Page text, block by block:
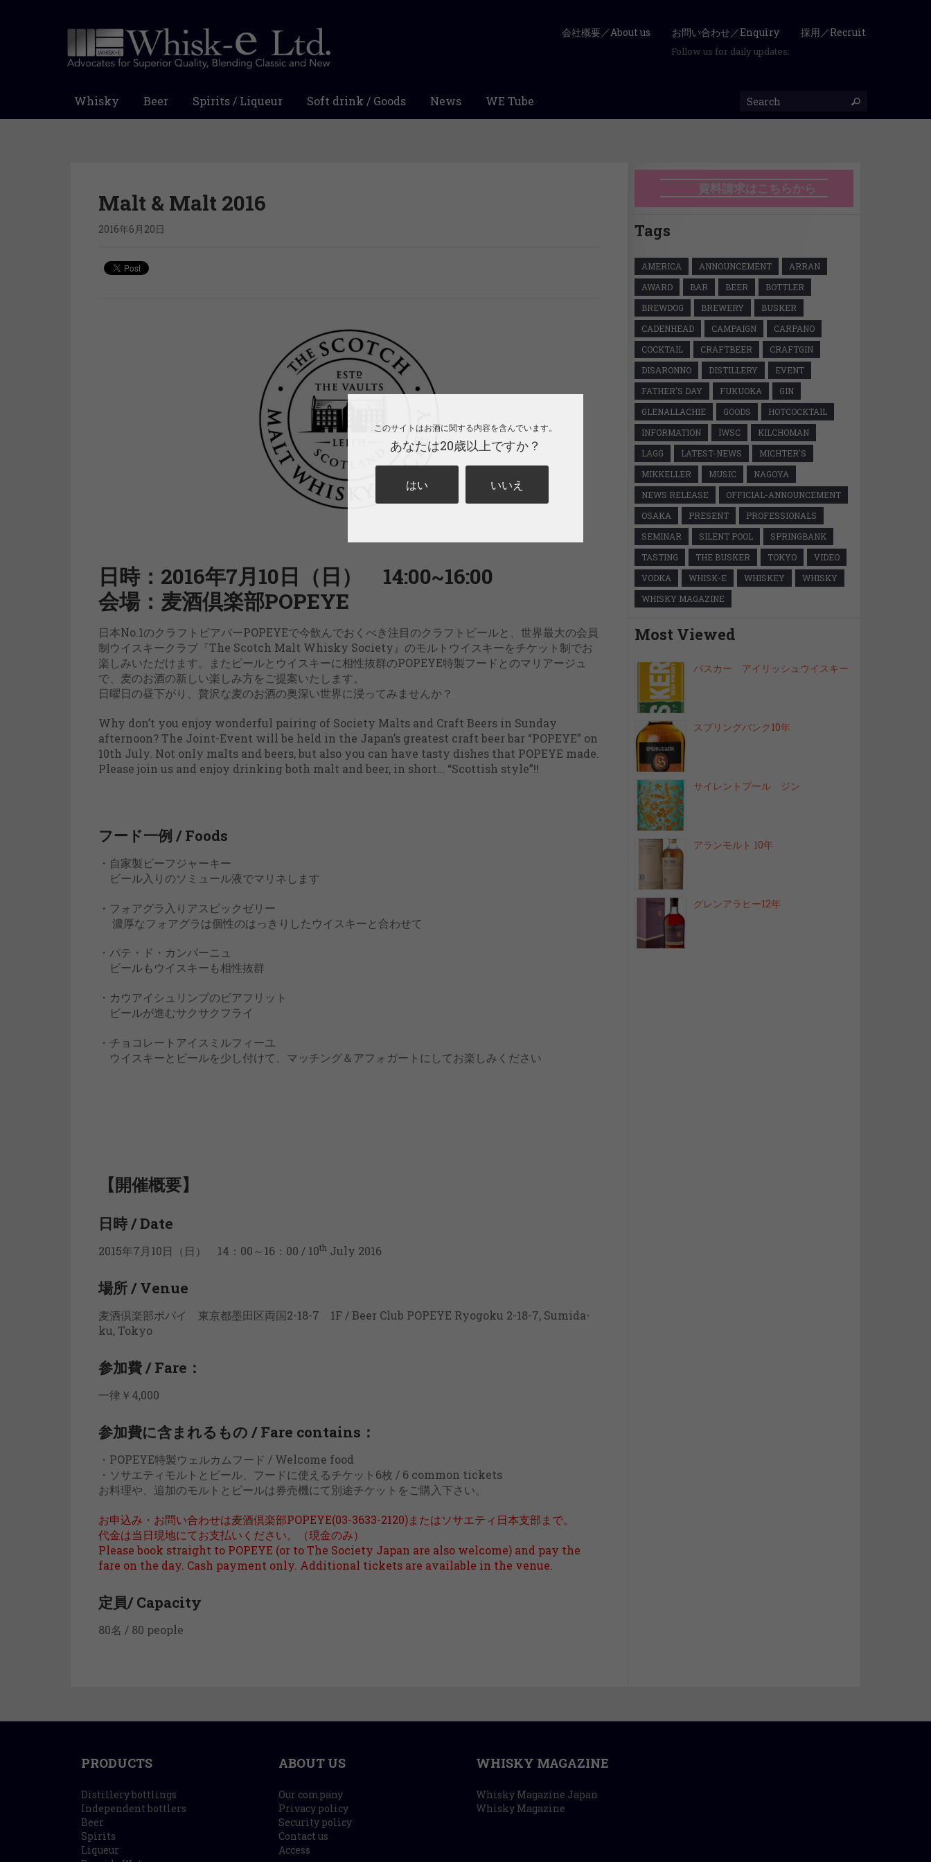
会社概要／About us お問い合わせ／Enquiry 採用／Recruit
Follow us for daily updates:
Whisky Beer Spirits / Liqueur Soft drink / Goods News WE Tube
Malt & Malt 2016
2016年6月20日
日時：2016年7月10日（日） 14:00~16:00
会場：麦酒倶楽部POPEYE
日本No.1のクラフトビアバーPOPEYEで今飲んでおくべき注目のクラフトビールと、世界最大の会員
制ウイスキークラブ『The Scotch Malt Whisky Society』のモルトウイスキーをチケット制でお
楽しみいただけます。またビールとウイスキーに相性抜群のPOPEYE特製フードとのマリアージュ
で、麦のお酒の新しい楽しみ方をご提案いたします。
日曜日の昼下がり、贅沢な麦のお酒の奥深い世界に浸ってみませんか？
Why don’t you enjoy wonderful pairing of Society Malts and Craft Beers in Sunday
afternoon? The Joint-Event will be held in the Japan’s greatest craft beer bar “POPEYE” on
10th July. Not only malts and beers, but also you can have tasty dishes that POPEYE made.
Please join us and enjoy drinking both malt and beer, in short… “Scottish style”!!
フード一例 / Foods
・自家製ビーフジャーキー
ビール入りのソミュール液でマリネします
・フォアグラ入りアスピックゼリー
濃厚なフォアグラは個性のはっきりしたウイスキーと合わせて
・パテ・ド・カンパーニュ
ビールもウイスキーも相性抜群
・カウアイシュリンプのビアフリット
ビールが進むサクサクフライ
・チョコレートアイスミルフィーユ
ウイスキーとビールを少し付けて、マッチング＆アフォガートにしてお楽しみください
【開催概要】
日時 / Date
2015年7月10日（日） 14：00～16：00 / 10th July 2016
場所 / Venue
麦酒倶楽部ポパイ 東京都墨田区両国2-18-7 1F / Beer Club POPEYE Ryogoku 2-18-7, Sumida-
ku, Tokyo
参加費 / Fare：
一律￥4,000
参加費に含まれるもの / Fare contains：
・POPEYE特製ウェルカムフード / Welcome food
・ソサエティモルトとビール、フードに使えるチケット6枚 / 6 common tickets
お料理や、追加のモルトとビールは券売機にて別途チケットをご購入下さい。
お申込み・お問い合わせは麦酒倶楽部POPEYE(03-3633-2120)またはソサエティ日本支部まで。
代金は当日現地にてお支払いください。（現金のみ）
Please book straight to POPEYE (or to The Society Japan are also welcome) and pay the
fare on the day. Cash payment only. Additional tickets are available in the venue.
定員/ Capacity
80名 / 80 people
資料請求はこちらから
Tags
AMERICA ANNOUNCEMENT
ARRAN
AWARD
BAR BEER
BOTTLER
BREWDOG
BREWERY
BUSKER
CADENHEAD
CAMPAIGN
CARPANO
COCKTAIL
CRAFTBEER
CRAFTGIN
DISARONNO
DISTILLERY
EVENT
FATHER'S DAY
FUKUOKA
GIN
GLENALLACHIE
GOODS
HOTCOCKTAIL
INFORMATION
IWSC
KILCHOMAN
LAGG
LATEST-NEWS
MICHTER'S
MIKKELLER
MUSIC
NAGOYA
NEWS RELEASE
OFFICIAL-ANNOUNCEMENT
OSAKA
PRESENT
PROFESSIONALS
SEMINAR
SILENT POOL
SPRINGBANK
TASTING
THE BUSKER TOKYO
VIDEO
VODKA
WHISK-E WHISKEY
WHISKY
WHISKY MAGAZINE
Most Viewed
バスカー アイリッシュウイスキー
スプリングバンク10年
サイレントプール ジン
アランモルト 10年
グレンアラヒー12年
PRODUCTS
Distillery bottlings
Independent bottlers
Beer
Spirits
Liqueur
ABOUT US
Our company
Privacy policy
Security policy
Contact us
Access
WHISKY MAGAZINE
Whisky Magazine Japan
Whisky Magazine
このサイトはお酒に関する内容を含んでいます。
あなたは20歳以上ですか？
はい いいえ